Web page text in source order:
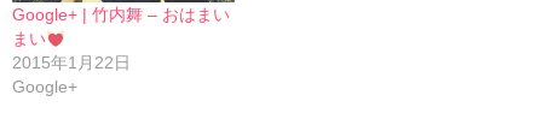
Google+ | 竹内舞 – おはまい
まい
2015年1月22日
Google+